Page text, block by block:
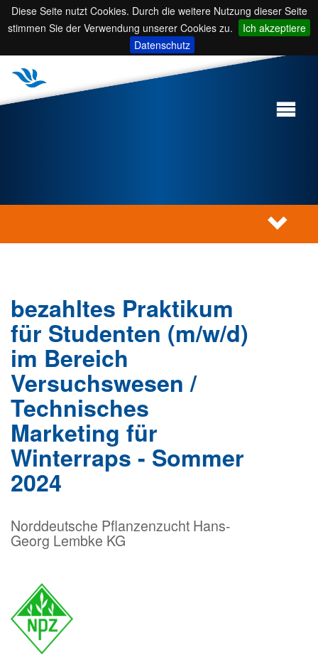
Diese Seite nutzt Cookies. Durch die weitere Nutzung dieser Seite
stimmen Sie der Verwendung unserer Cookies zu.
Ich akzeptiere
Datenschutz
bezahltes Praktikum
für Studenten (m/w/d)
im Bereich
Versuchswesen /
Technisches
Marketing für
Winterraps - Sommer
2024
Norddeutsche Pflanzenzucht Hans-
Georg Lembke KG